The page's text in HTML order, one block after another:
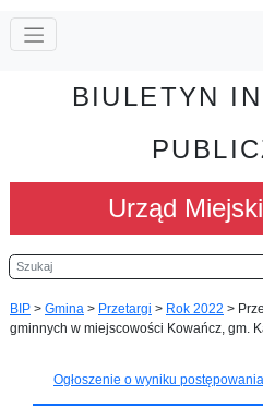
BIULETYN
Urząd
Szukaj
BIP > Gmina > Przetargi > Rok 2022 >
gminnych w miejscowości Kowańcz, gm.
Ogłoszenie o wyniku postępowania